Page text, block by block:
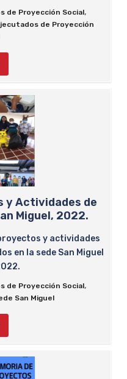
de Proyección Social,
de Proyección
y Actividades de
Miguel, 2022.
y actividades
en la sede San Miguel
de Proyección Social,
San Miguel